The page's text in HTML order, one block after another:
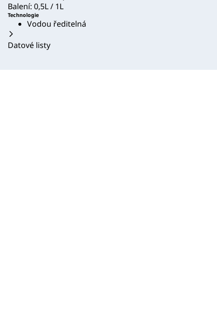
Balení: 0,5L / 1L
Technologie
Vodou ředitelná
Datové listy